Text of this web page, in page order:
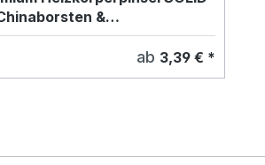
&
ab 3,39 € *